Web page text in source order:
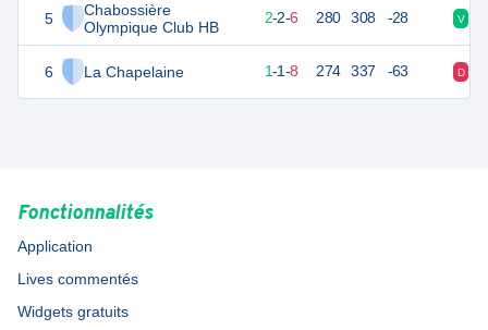
5
Chabossière
Olympique Club HB
6 La Chapelaine
16 2-2-6 280 308 -28 V
1-1-8 274 337 -63 D
Fonctionnalités
Application
Lives commentés
Widgets gratuits